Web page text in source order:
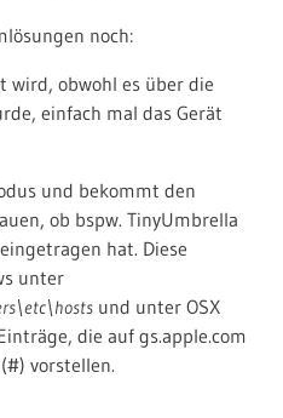
noch:
wird, obwohl es über die
einfach mal das Gerät
und bekommt den
ob bspw. TinyUmbrella
eingetragen hat. Diese
unter
und unter OSX
die auf gs.apple.com
vorstellen.